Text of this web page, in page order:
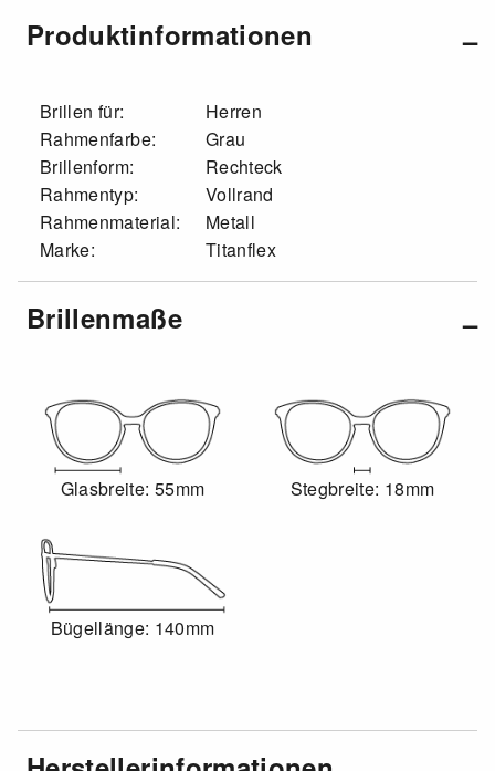
Produktinformationen
Brillen für:
Herren
Rahmenfarbe:
Grau
Brillenform:
Rechteck
Rahmentyp:
Vollrand
Rahmenmaterial:
Metall
Marke:
Titanflex
Brillenmaße
Glasbreite: 55mm Stegbreite: 18mm
Bügellänge: 140mm